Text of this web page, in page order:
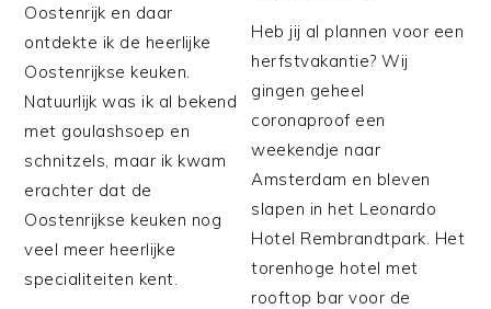
Oostenrijk en daar
ontdekte ik de heerlijke
Oostenrijkse keuken.
Natuurlijk was ik al bekend
met goulashsoep en
schnitzels, maar ik kwam
erachter dat de
Oostenrijkse keuken nog
veel meer heerlijke
specialiteiten kent.
Heb jij al plannen voor een
herfstvakantie? Wij
gingen geheel
coronaproof een
weekendje naar
Amsterdam en bleven
slapen in het Leonardo
Hotel Rembrandtpark. Het
torenhoge hotel met
rooftop bar voor de